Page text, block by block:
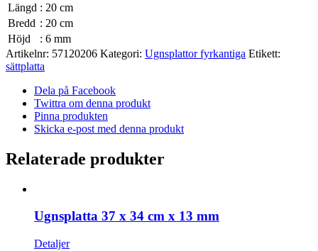
Längd : 20 cm
Bredd : 20 cm
Höjd
: 6 mm
Artikelnr: 57120206 Kategori: Ugnsplattor fyrkantiga Etikett:
sättplatta
Dela på Facebook
Twittra om denna produkt
Pinna produkten
Skicka e-post med denna produkt
Relaterade produkter
Ugnsplatta 37 x 34 cm x 13 mm
Detaljer